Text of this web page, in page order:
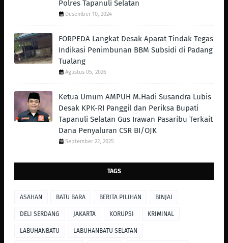
Polres Tapanuli Selatan
Desember 10, 2024
FORPEDA Langkat Desak Aparat Tindak Tegas
Indikasi Penimbunan BBM Subsidi di Padang
Tualang
Agustus 05, 2026
Ketua Umum AMPUH M.Hadi Susandra Lubis
Desak KPK-RI Panggil dan Periksa Bupati
Tapanuli Selatan Gus Irawan Pasaribu Terkait
Dana Penyaluran CSR BI/OJK
September 22, 2025
TAGS
ASAHAN BATU BARA BERITA PILIHAN BINJAI
DELI SERDANG JAKARTA KORUPSI KRIMINAL
LABUHANBATU LABUHANBATU SELATAN